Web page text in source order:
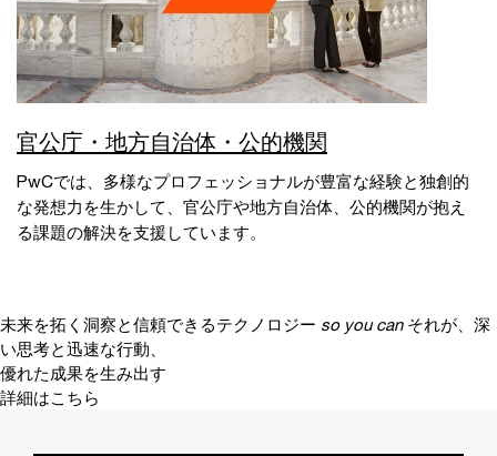
官公庁・地方自治体・公的機関
PwCでは、多様なプロフェッショナルが豊富な経験と独創的
な発想力を生かして、官公庁や地方自治体、公的機関が抱え
る課題の解決を支援しています。
未来を拓く洞察と信頼できるテクノロジー so you can それが、深
い思考と迅速な行動、
優れた成果を生み出す
詳細はこちら